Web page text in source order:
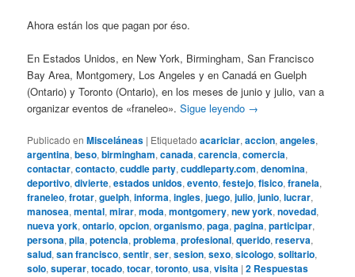
Ahora están los que pagan por éso.
En Estados Unidos, en New York, Birmingham, San Francisco
Bay Area, Montgomery, Los Angeles y en Canadá en Guelph
(Ontario) y Toronto (Ontario), en los meses de junio y julio, van a
organizar eventos de «franeleo».Sigue leyendo →
Publicado en Misceláneas | Etiquetado acariciar,accion,angeles,
argentina,beso,birmingham,canada,carencia,comercia,
contactar,contacto,cuddle party,cuddleparty.com,denomina,
deportivo,divierte,estados unidos,evento,festejo,fisico,franela,
franeleo,frotar,guelph,informa,ingles,juego,julio,junio,lucrar,
manosea,mental,mirar,moda,montgomery,new york,novedad,
nueva york,ontario,opcion,organismo,paga,pagina,participar,
persona,pila,potencia,problema,profesional,querido,reserva,
salud,san francisco,sentir,ser,sesion,sexo,sicologo,solitario,
solo,superar,tocado,tocar,toronto,usa,visita |2 Respuestas